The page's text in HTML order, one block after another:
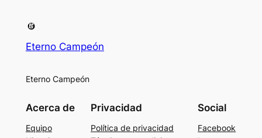
Eterno Campeón
Eterno Campeón
Acerca de
Equipo
Privacidad
Política de privacidad
Social
Facebook